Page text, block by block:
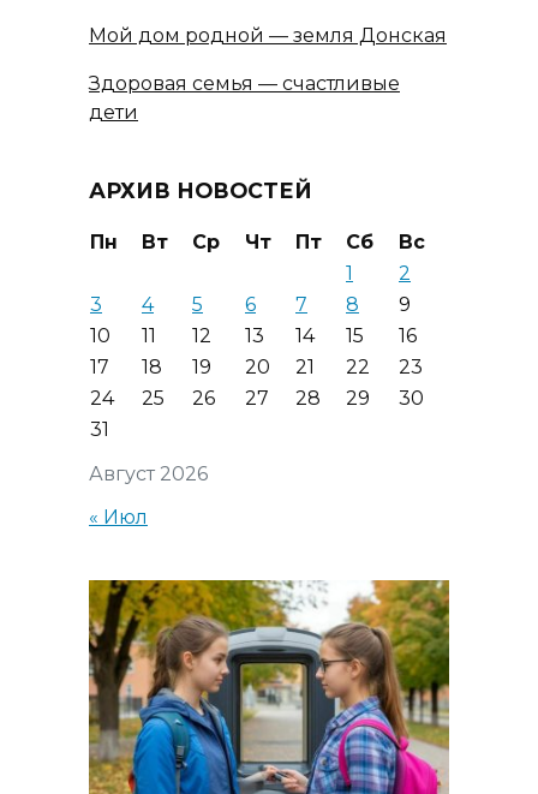
Мой дом родной — земля Донская
Здоровая семья — счастливые
дети
АРХИВ НОВОСТЕЙ
Август 2026
Пн Вт Ср Чт Пт Сб
Вс
1
2
3
4 5 6 7 8
9
10
11 12 13 14 15
16
17
18 19 20 21 22
23
24
25 26 27 28 29
30
31
« Июл